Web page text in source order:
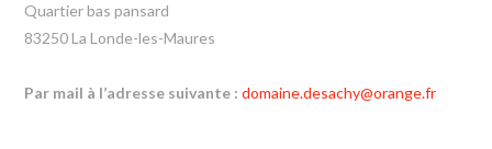
Quartier bas pansard
83250 La Londe-les-Maures
Par mail à l’adresse suivante : domaine.desachy@orange.fr